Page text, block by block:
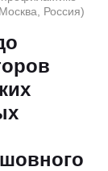
Россия)